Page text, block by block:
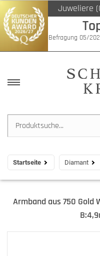
Juweliere
Befragung 05/
Startseite Diamant
Armband aus 750 Gold